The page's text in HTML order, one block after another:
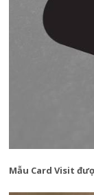
Mẫu Card Visit